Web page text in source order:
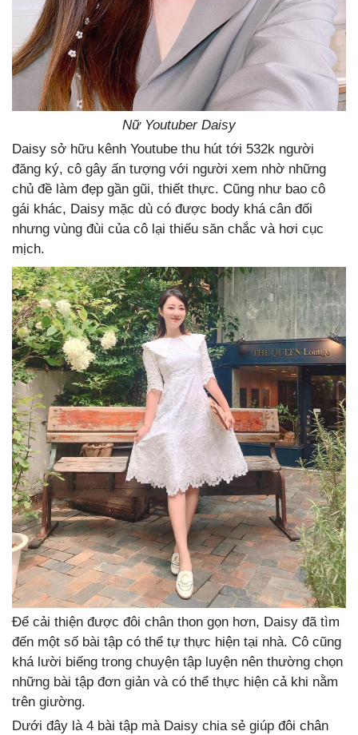
Nữ Youtuber Daisy
Daisy sở hữu kênh Youtube thu hút tới 532k người
đăng ký, cô gây ấn tượng với người xem nhờ những
chủ đề làm đẹp gần gũi, thiết thực. Cũng như bao cô
gái khác, Daisy mặc dù có được body khá cân đối
nhưng vùng đùi của cô lại thiếu săn chắc và hơi cục
mịch.
Để cải thiện được đôi chân thon gọn hơn, Daisy đã tìm
đến một số bài tập có thể tự thực hiện tại nhà. Cô cũng
khá lười biếng trong chuyện tập luyện nên thường chọn
những bài tập đơn giản và có thể thực hiện cả khi nằm
trên giường.
Dưới đây là 4 bài tập mà Daisy chia sẻ giúp đôi chân